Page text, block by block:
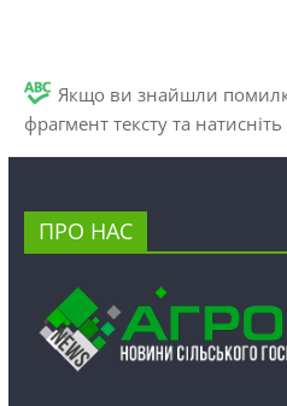
Якщо ви знайшли
фрагмент тексту та натисніть
ПРО НАС